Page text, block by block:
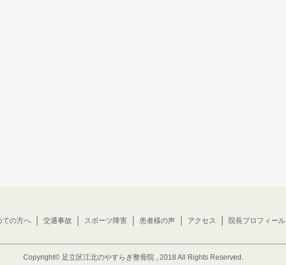
ての方へ 交通事故 スポーツ障害 患者様の声 アクセス 院長プロフィール
Copyright© 足立区江北のやすらぎ整骨院, 2018 All Rights Reserved.